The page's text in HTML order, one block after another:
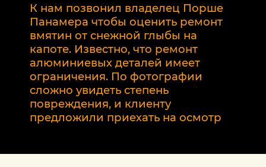
К нам позвонил владелец Порше
Панамера чтобы оценить ремонт
вмятин от снежной глыбы на
капоте. Известно, что ремонт
алюминиевых деталей имеет
ограничения. По фотографии
сложно увидеть степень
повреждения, и клиенту
предложили приехать на осмотр